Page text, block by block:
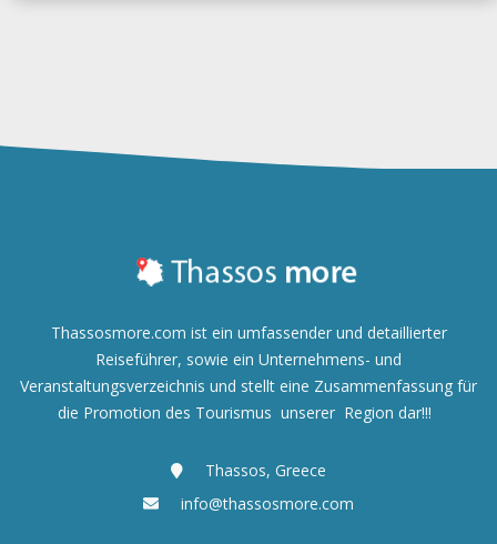
Thassosmore.com ist ein umfassender und detaillierter
Reiseführer, sowie ein Unternehmens- und
Veranstaltungsverzeichnis und stellt eine Zusammenfassung für
die Promotion des Tourismus unserer Region dar!!!
Thassos, Greece
info@thassosmore.com